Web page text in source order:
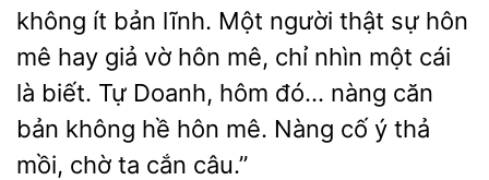
không ít bản lĩnh. Một người thật sự
mê hay giả vờ hôn mê, chỉ nhìn một cái
là biết. Tự Doanh, hôm đó… nàng căn
bản không hề hôn mê. Nàng cố ý
mồi, chờ ta cắn câu.”